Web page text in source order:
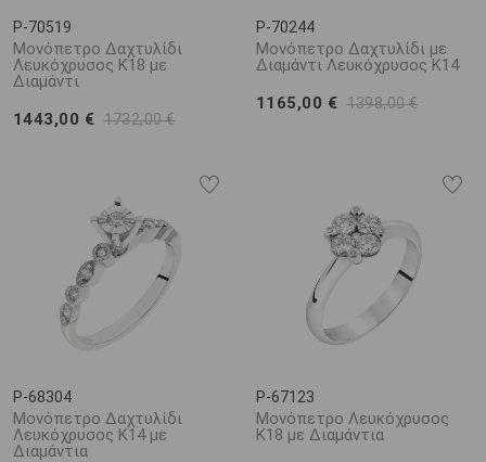
P-70519
Μονόπετρο Δαχτυλίδι
Λευκόχρυσος Κ18 με
Διαμάντι
1443,00 € 1732,00 €
P-70244
Μονόπετρο Δαχτυλίδι με
Διαμάντι Λευκόχρυσος Κ14
1165,00 € 1398,00 €
P-68304
Μονόπετρο Δαχτυλίδι
Λευκόχρυσος Κ14 με
Διαμάντια
P-67123
Μονόπετρο Λευκόχρυσος
Κ18 με Διαμάντια